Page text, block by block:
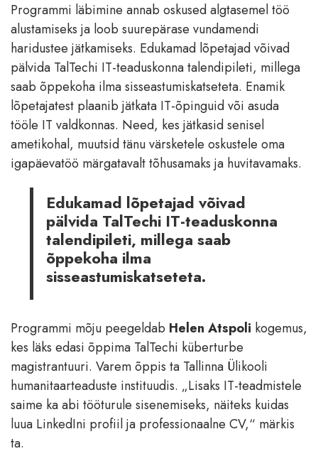
Programmi läbimine annab oskused algtasemel töö
alustamiseks ja loob suurepärase vundamendi
haridustee jätkamiseks. Edukamad lõpetajad võivad
pälvida TalTechi IT-teaduskonna talendipileti, millega
saab õppekoha ilma sisseastumiskatseteta. Enamik
lõpetajatest plaanib jätkata IT-õpinguid või asuda
tööle IT valdkonnas. Need, kes jätkasid senisel
ametikohal, muutsid tänu värsketele oskustele oma
igapäevatöö märgatavalt tõhusamaks ja huvitavamaks.
Edukamad lõpetajad võivad
pälvida TalTechi IT-teaduskonna
talendipileti, millega saab
õppekoha ilma
sisseastumiskatseteta.
Programmi mõju peegeldab Helen Atspoli kogemus,
kes läks edasi õppima TalTechi küberturbe
magistrantuuri. Varem õppis ta Tallinna Ülikooli
humanitaarteaduste instituudis. „Lisaks IT-teadmistele
saime ka abi tööturule sisenemiseks, näiteks kuidas
luua LinkedIni profiil ja professionaalne CV,“ märkis
ta.